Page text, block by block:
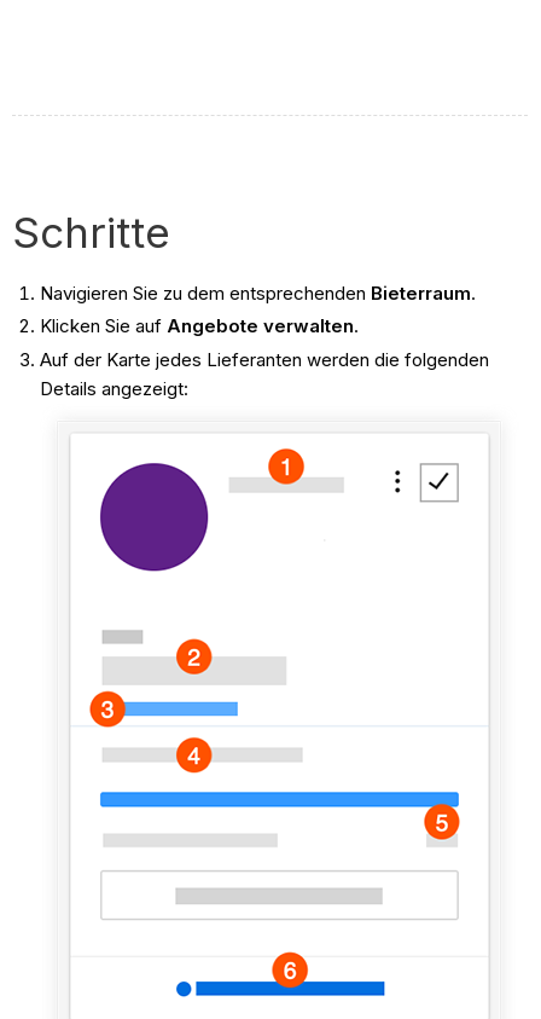
Schritte
Navigieren Sie zu dem entsprechenden Bieterraum.
Klicken Sie auf Angebote verwalten.
Auf der Karte jedes Lieferanten werden die folgenden
Details angezeigt: